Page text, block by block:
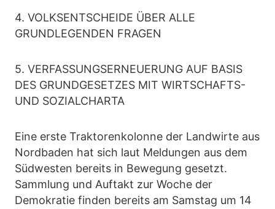
4. VOLKSENTSCHEIDE ÜBER ALLE
GRUNDLEGENDEN FRAGEN
5. VERFASSUNGSERNEUERUNG AUF BASIS
DES GRUNDGESETZES MIT WIRTSCHAFTS-
UND SOZIALCHARTA
Eine erste Traktorenkolonne der Landwirte aus
Nordbaden hat sich laut Meldungen aus dem
Südwesten bereits in Bewegung gesetzt.
Sammlung und Auftakt zur Woche der
Demokratie finden bereits am Samstag um 14